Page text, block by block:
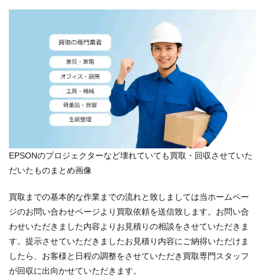
EPSONのプロジェクターなど壊れていても買取・回収させていた
だいたものまとめ画像
買取までの基本的な作業までの流れと致しましては当ホームペー
ジのお問い合わせページより買取依頼を送信致します。お問い合
わせいただきました内容よりお見積りの相談をさせていただきま
す。提示させていただきましたお見積り内容にご納得いただけま
したら、お客様と日程の調整をさせていただき買取専門スタッフ
が回収に出向かせていただきます。